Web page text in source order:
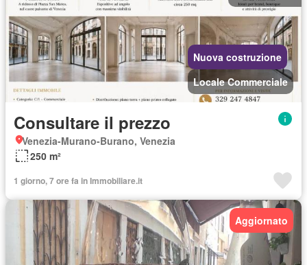
Nuova costruzione
Locale Commerciale
Consultare il prezzo
Venezia-Murano-Burano, Venezia
250 m²
1 giorno, 7 ore fa in Immobiliare.it
Aggiornato